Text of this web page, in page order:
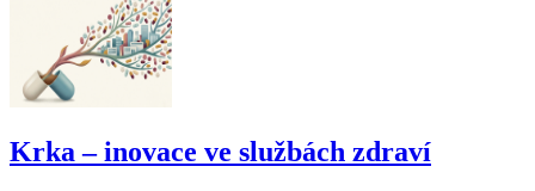
Krka –⁠ inovace ve službách zdraví